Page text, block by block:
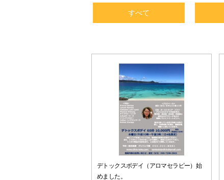
すべて
デトックスボデイ（アロマセラピー）始
めました。